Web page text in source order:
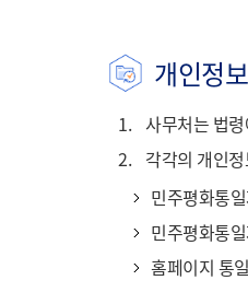
개인정
1. 사무처는 법
2. 각각의 개인
민주평화통
민주평화통
홈페이지 통